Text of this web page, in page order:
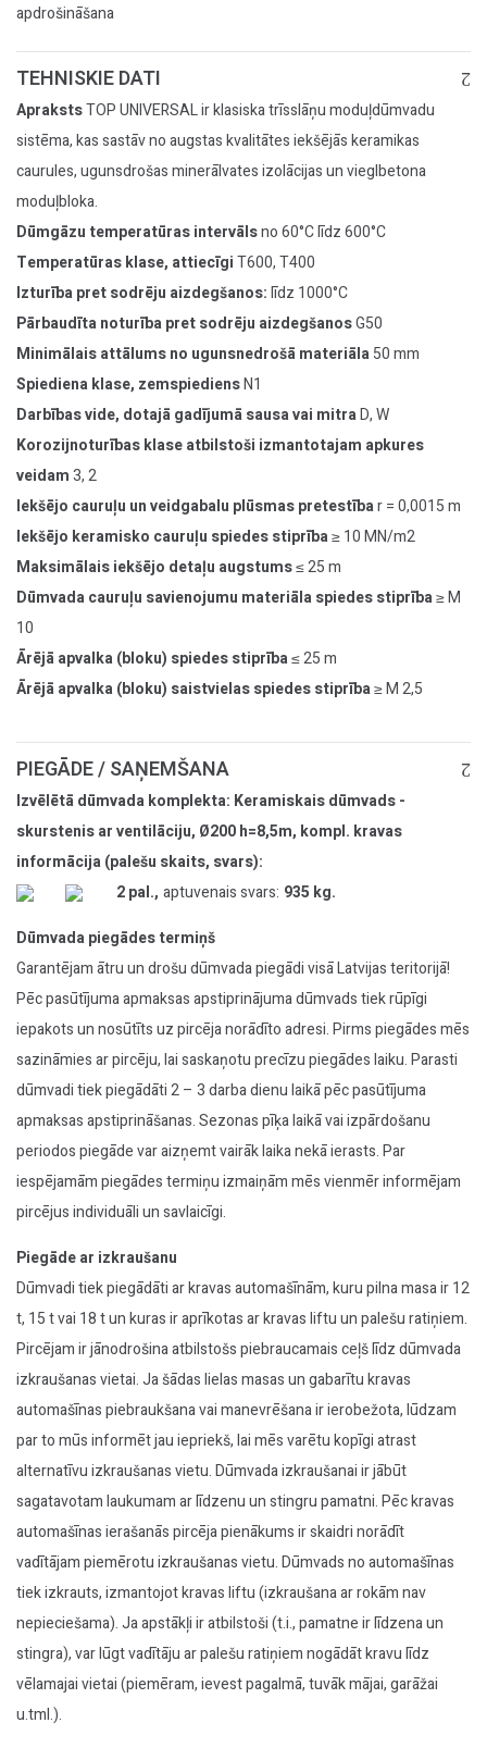
apdrošināšana
TEHNISKIE DATI
AprakstsTOP UNIVERSAL ir klasiska trīsslāņu moduļdūmvadu
sistēma, kas sastāv no augstas kvalitātes iekšējās keramikas
caurules, ugunsdrošas minerālvates izolācijas un vieglbetona
moduļbloka.
Dūmgāzu temperatūras intervālsno 60°C līdz 600°C
Temperatūras klase, attiecīgiT600, T400
Izturība pret sodrēju aizdegšanos:līdz 1000°C
Pārbaudīta noturība pret sodrēju aizdegšanosG50
Minimālais attālums no ugunsnedrošā materiāla50 mm
Spiediena klase, zemspiediensN1
Darbības vide, dotajā gadījumā sausa vai mitraD, W
Korozijnoturības klase atbilstoši izmantotajam apkures
veidam3, 2
Iekšējo cauruļu un veidgabalu plūsmas pretestībar = 0,0015 m
Iekšējo keramisko cauruļu spiedes stiprība≥ 10 MN/m2
Maksimālais iekšējo detaļu augstums≤ 25 m
Dūmvada cauruļu savienojumu materiāla spiedes stiprība≥ M
10
Ārējā apvalka (bloku) spiedes stiprība≤ 25 m
Ārējā apvalka (bloku) saistvielas spiedes stiprība≥ M 2,5
PIEGĀDE / SAŅEMŠANA
Izvēlētā dūmvada komplekta: Keramiskais dūmvads -
skurstenis ar ventilāciju, Ø200 h=8,5m, kompl. kravas
informācija (palešu skaits, svars):
2 pal., aptuvenais svars: 935 kg.
Dūmvada piegādes termiņš
Garantējam ātru un drošu dūmvada piegādi visā Latvijas teritorijā!
Pēc pasūtījuma apmaksas apstiprinājuma dūmvads tiek rūpīgi
iepakots un nosūtīts uz pircēja norādīto adresi. Pirms piegādes mēs
sazināmies ar pircēju, lai saskaņotu precīzu piegādes laiku. Parasti
dūmvadi tiek piegādāti 2 – 3 darba dienu laikā pēc pasūtījuma
apmaksas apstiprināšanas. Sezonas pīķa laikā vai izpārdošanu
periodos piegāde var aizņemt vairāk laika nekā ierasts. Par
iespējamām piegādes termiņu izmaiņām mēs vienmēr informējam
pircējus individuāli un savlaicīgi.
Piegāde ar izkraušanu
Dūmvadi tiek piegādāti ar kravas automašīnām, kuru pilna masa ir 12
t, 15 t vai 18 t un kuras ir aprīkotas ar kravas liftu un palešu ratiņiem.
Pircējam ir jānodrošina atbilstošs piebraucamais ceļš līdz dūmvada
izkraušanas vietai. Ja šādas lielas masas un gabarītu kravas
automašīnas piebraukšana vai manevrēšana ir ierobežota, lūdzam
par to mūs informēt jau iepriekš, lai mēs varētu kopīgi atrast
alternatīvu izkraušanas vietu. Dūmvada izkraušanai ir jābūt
sagatavotam laukumam ar līdzenu un stingru pamatni. Pēc kravas
automašīnas ierašanās pircēja pienākums ir skaidri norādīt
vadītājam piemērotu izkraušanas vietu. Dūmvads no automašīnas
tiek izkrauts, izmantojot kravas liftu (izkraušana ar rokām nav
nepieciešama). Ja apstākļi ir atbilstoši (t.i., pamatne ir līdzena un
stingra), var lūgt vadītāju ar palešu ratiņiem nogādāt kravu līdz
vēlamajai vietai (piemēram, ievest pagalmā, tuvāk mājai, garāžai
u.tml.).